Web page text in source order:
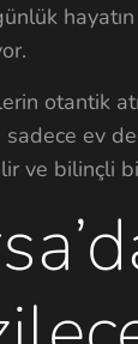
otantik
sadece ev
ve bilinçli